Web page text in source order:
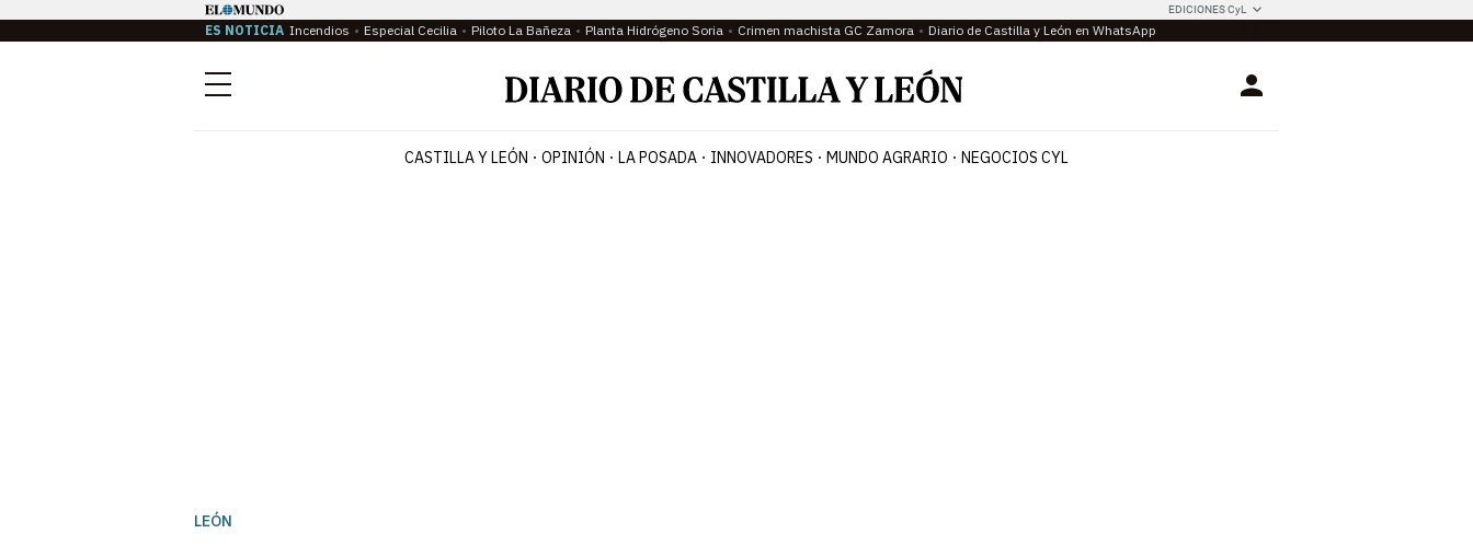
EDICIONES CyL
ES NOTICIA Incendios Especial Cecilia Piloto La Bañeza Planta Hidrógeno Soria Crimen machista GC Zamora Diario de Castilla y León en WhatsApp
Menú Login
CASTILLA Y LEÓN OPINIÓN LA POSADA INNOVADORES MUNDO AGRARIO NEGOCIOS CYL
LEÓN